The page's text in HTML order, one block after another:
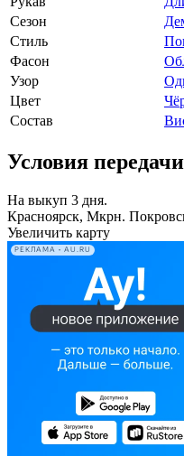
Сезон
Стиль
Фасон
Узор
Цвет
Состав
Условия передачи
На выкуп 3 дня.
Красноярск, Мкрн.
Увеличить карту
РЕКЛАМА • AU.RU